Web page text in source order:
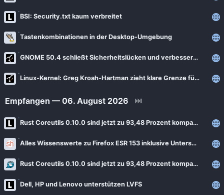
BITblokes
Got tty
Intux
ITrig
Koflers Blog
My-IT-Brain
Soeren-Hentzschel.at
FSFE News
GNU/Linux.ch
Golem.de
Heise Open Source
Linuxnews.de
Linux Umsteiger
MichlFranken
OSB Alliance
BSI: Security.txt kaum verbreitet
Tastenkombinationen in der Desktop-Umgebung
GNOME 50.4 schließt Sicherheitslücken und verbessert Stabilität des Desktops
Linux-Kernel: Greg Kroah-Hartman zieht klare Grenze für KI-generierten Code
Empfangen — 06. August 2026 ⏭
Rust Coreutils 0.10.0 sind jetzt zu 93,48 Prozent kompatibel
Alles Wissenswerte zu Firefox ESR 153 inklusive Unterschiede zu Firefox 153
Rust Coreutils 0.10.0 sind jetzt zu 93,48 Prozent kompatibel
Dell, HP und Lenovo unterstützen LVFS